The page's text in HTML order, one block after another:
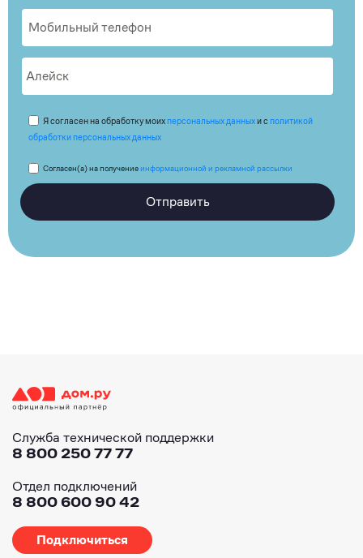
Я согласен на обработку моих персональных данныхи с политикой
обработки персональных данных
Согласен(а) на получениеинформационной и рекламной рассылки
Отправить
Служба технической поддержки
8 800 250 77 77
Отдел подключений
8 800 600 90 42
Подключиться